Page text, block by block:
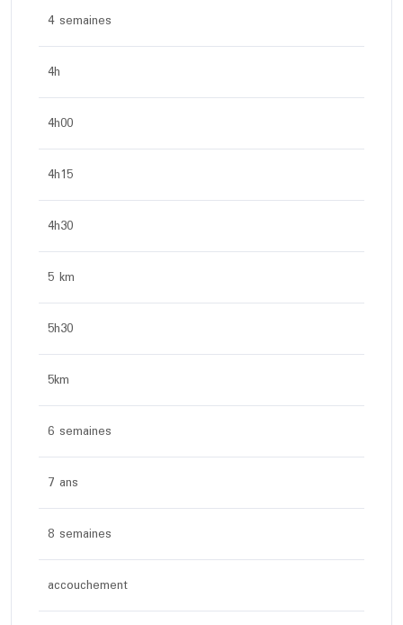
4 semaines
4h
4h00
4h15
4h30
5 km
5h30
5km
6 semaines
7 ans
8 semaines
accouchement